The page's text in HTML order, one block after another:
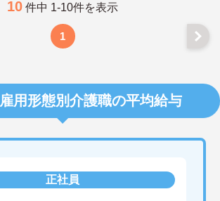
10 件中 1-10件を表示
1
用形態別介護職の平均給与
正社員